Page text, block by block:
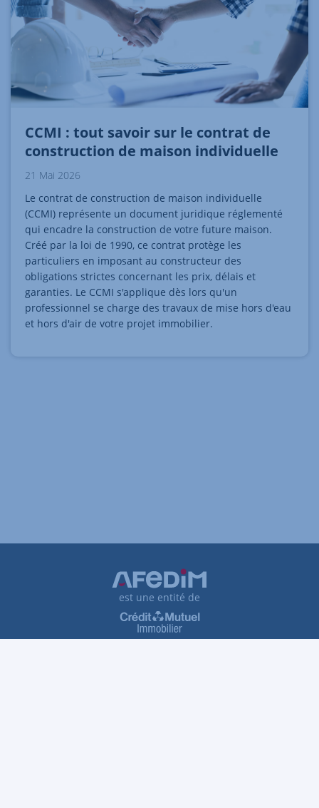
CCMI : tout savoir sur le contrat de
construction de maison individuelle
21 Mai 2026
Le contrat de construction de maison individuelle
(CCMI) représente un document juridique réglementé
qui encadre la construction de votre future maison.
Créé par la loi de 1990, ce contrat protège les
particuliers en imposant au constructeur des
obligations strictes concernant les prix, délais et
garanties. Le CCMI s'applique dès lors qu'un
professionnel se charge des travaux de mise hors d'eau
et hors d'air de votre projet immobilier.
est une entité de